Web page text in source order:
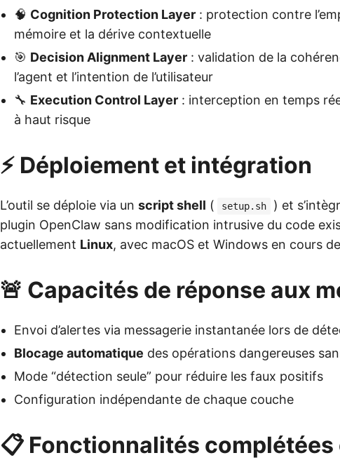
🧠 Cognition Protection Layer : protection contre
mémoire et la dérive contextuelle
🎯 Decision Alignment Layer : validation de la
l’agent et l’intention de l’utilisateur
🔧 Execution Control Layer : interception en temps
à haut risque
⚡ Déploiement et intégration
L’outil se déploie via un script shell ( setup.sh
) et
plugin OpenClaw sans modification intrusive du code
actuellement Linux, avec macOS et Windows en cours
🚨 Capacités de réponse aux
Envoi d’alertes via messagerie instantanée lors de
Blocage automatique des opérations dangereuses
Mode “détection seule” pour réduire les faux positifs
Configuration indépendante de chaque couche
📋 Fonctionnalités complétées